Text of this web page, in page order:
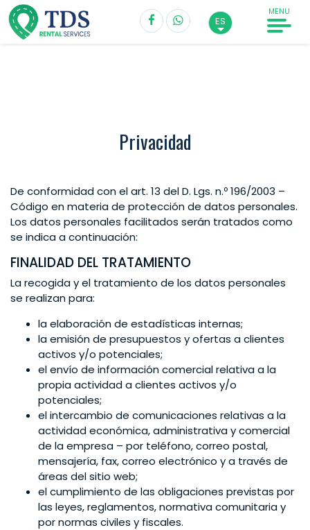
ES
MENU
Privacidad
De conformidad con el art. 13 del D. Lgs. n.º 196/2003 –
Código en materia de protección de datos personales.
Los datos personales facilitados serán tratados como
se indica a continuación:
FINALIDAD DEL TRATAMIENTO
La recogida y el tratamiento de los datos personales
se realizan para:
la elaboración de estadísticas internas;
la emisión de presupuestos y ofertas a clientes
activos y/o potenciales;
el envío de información comercial relativa a la
propia actividad a clientes activos y/o
potenciales;
el intercambio de comunicaciones relativas a la
actividad económica, administrativa y comercial
de la empresa – por teléfono, correo postal,
mensajería, fax, correo electrónico y a través de
áreas del sitio web;
el cumplimiento de las obligaciones previstas por
las leyes, reglamentos, normativa comunitaria y
por normas civiles y fiscales.